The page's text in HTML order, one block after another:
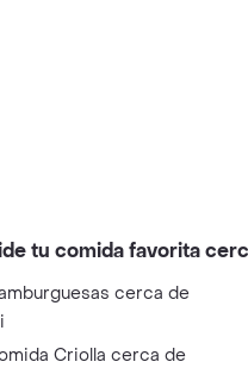
tu comida favorita
cerca de
Criolla cerca de